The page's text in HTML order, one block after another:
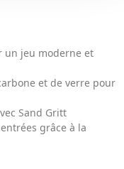
un jeu moderne et
et de verre pour
Sand Gritt
grâce à la